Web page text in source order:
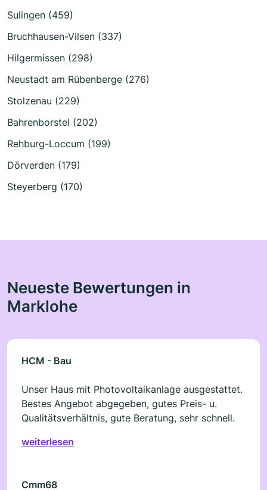
Sulingen (459)
Bruchhausen-Vilsen (337)
Hilgermissen (298)
Neustadt am Rübenberge (276)
Stolzenau (229)
Bahrenborstel (202)
Rehburg-Loccum (199)
Dörverden (179)
Steyerberg (170)
Neueste Bewertungen in
Marklohe
HCM - Bau
Unser Haus mit Photovoltaikanlage ausgestattet.
Bestes Angebot abgegeben, gutes Preis- u.
Qualitätsverhältnis, gute Beratung, sehr schnell.
weiterlesen
Cmm68